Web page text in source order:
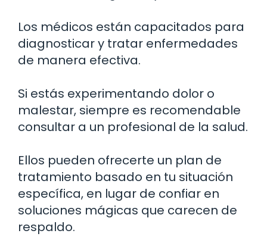
Los médicos están capacitados para
diagnosticar y tratar enfermedades
de manera efectiva.
Si estás experimentando dolor o
malestar, siempre es recomendable
consultar a un profesional de la salud.
Ellos pueden ofrecerte un plan de
tratamiento basado en tu situación
específica, en lugar de confiar en
soluciones mágicas que carecen de
respaldo.